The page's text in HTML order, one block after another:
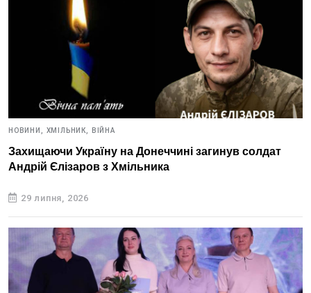
НОВИНИ, ХМІЛЬНИК, ВІЙНА
Захищаючи Україну на Донеччині загинув солдат
Андрій Єлізаров з Хмільника
29 липня, 2026